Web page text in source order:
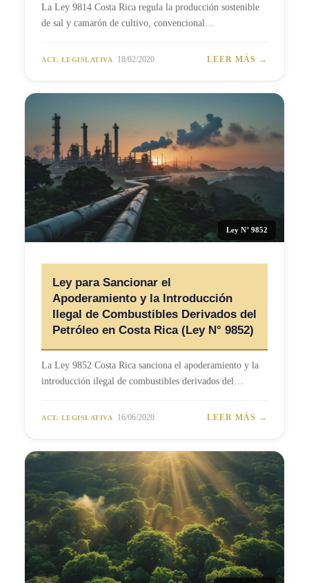
La Ley 9814 Costa Rica regula la producción sostenible
de sal y camarón de cultivo, convencional…
ACT. LEGISLATIVA 18/02/2020 LEER MÁS →
Ley N° 9852
Ley para Sancionar el
Apoderamiento y la Introducción
Ilegal de Combustibles Derivados del
Petróleo en Costa Rica (Ley N° 9852)
La Ley 9852 Costa Rica sanciona el apoderamiento y la
introducción ilegal de combustibles derivados del…
ACT. LEGISLATIVA 16/06/2020 LEER MÁS →